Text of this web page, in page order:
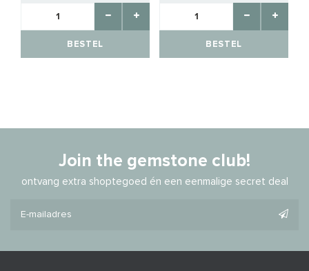
BESTEL BESTEL
Join the gemstone club!
ontvang extra shoptegoed én een eenmalige secret deal